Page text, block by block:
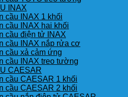
giỏ hàng.
INAX
cầu INAX 1 khối
cầu INAX hai khối
cầu điện tử INAX
cầu INAX nắp rửa cơ
cầu xả cảm ứng
cầu INAX treo tường
CAESAR
cầu CAESAR 1 khối
cầu CAESAR 2 khối